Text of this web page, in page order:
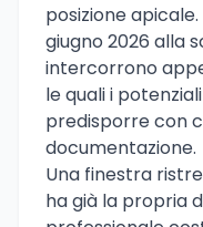
posizione
giugno 2026 alla
intercorrono
le quali i
predisporre con
documentazione.
Una finestra
ha già la propria